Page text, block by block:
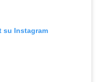
su Instagram